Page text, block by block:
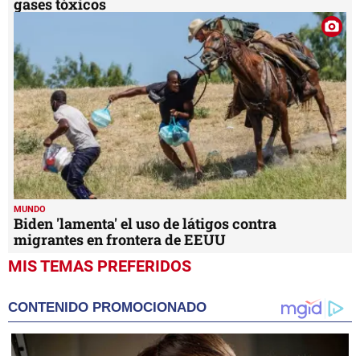
gases tóxicos
MUNDO
Biden 'lamenta' el uso de látigos contra
migrantes en frontera de EEUU
MIS TEMAS PREFERIDOS
CONTENIDO PROMOCIONADO